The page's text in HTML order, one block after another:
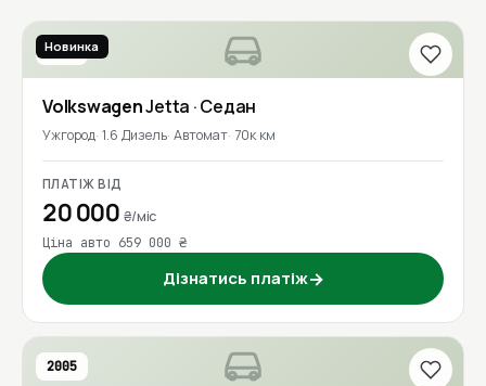
2016
Новинка
VolkswagenJetta · Седан
Ужгород 1.6 Дизель Автомат 70к км
ПЛАТІЖ ВІД
20 000 ₴/міс
Ціна авто 659 000 ₴
Дізнатись платіж→
2005